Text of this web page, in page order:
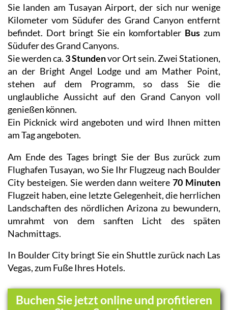
Sie landen am Tusayan Airport, der sich nur wenige
Kilometer vom Südufer des Grand Canyon entfernt
befindet. Dort bringt Sie ein komfortabler Bus zum
Südufer des Grand Canyons.
Sie werden ca. 3 Stundenvor Ort sein. Zwei Stationen,
an der Bright Angel Lodge und am Mather Point,
stehen auf dem Programm, so dass Sie die
unglaubliche Aussicht auf den Grand Canyon voll
genießen können.
Ein Picknick wird angeboten und wird Ihnen mitten
am Tag angeboten.
Am Ende des Tages bringt Sie der Bus zurück zum
Flughafen Tusayan, wo Sie Ihr Flugzeug nach Boulder
City besteigen. Sie werden dann weitere70 Minuten
Flugzeit haben, eine letzte Gelegenheit, die herrlichen
Landschaften des nördlichen Arizona zu bewundern,
umrahmt von dem sanften Licht des späten
Nachmittags.
In Boulder City bringt Sie ein Shuttle zurück nach Las
Vegas, zum Fuße Ihres Hotels.
Buchen Sie jetzt online und profitieren